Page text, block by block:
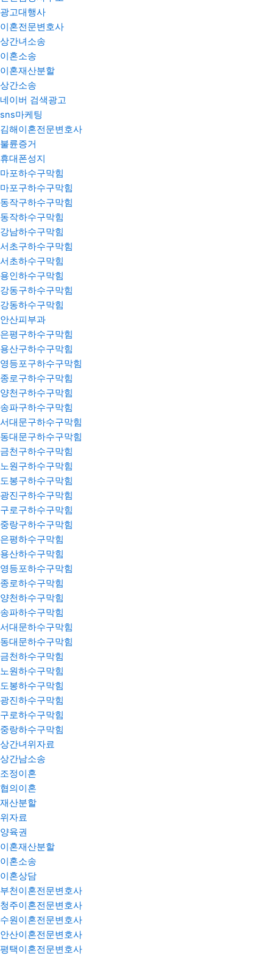
광고대행사
이혼전문변호사
상간녀소송
이혼소송
이혼재산분할
상간소송
네이버 검색광고
sns마케팅
김해이혼전문변호사
불륜증거
휴대폰성지
마포하수구막힘
마포구하수구막힘
동작구하수구막힘
동작하수구막힘
강남하수구막힘
서초구하수구막힘
서초하수구막힘
용인하수구막힘
강동구하수구막힘
강동하수구막힘
안산피부과
은평구하수구막힘
용산구하수구막힘
영등포구하수구막힘
종로구하수구막힘
양천구하수구막힘
송파구하수구막힘
서대문구하수구막힘
동대문구하수구막힘
금천구하수구막힘
노원구하수구막힘
도봉구하수구막힘
광진구하수구막힘
구로구하수구막힘
중랑구하수구막힘
은평하수구막힘
용산하수구막힘
영등포하수구막힘
종로하수구막힘
양천하수구막힘
송파하수구막힘
서대문하수구막힘
동대문하수구막힘
금천하수구막힘
노원하수구막힘
도봉하수구막힘
광진하수구막힘
구로하수구막힘
중랑하수구막힘
상간녀위자료
상간남소송
조정이혼
협의이혼
재산분할
위자료
양육권
이혼재산분할
이혼소송
이혼상담
부천이혼전문변호사
청주이혼전문변호사
수원이혼전문변호사
안산이혼전문변호사
평택이혼전문변호사